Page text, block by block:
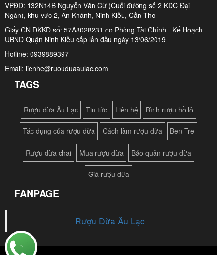
VPĐD: 132N14B Nguyễn Văn Cừ (Cuối đường số 2 KDC Đại
Ngân), khu vực 2, An Khánh, Ninh Kiều, Cần Thơ
Giấy CN ĐKKD số: 57A8028231 do Phòng Tài Chính - Kế Hoạch
UBND Quận Ninh Kiều cấp lần đầu ngày 13/06/2019
Hotline: 0939889397
Email: lienhe@ruouduaaulac.com
TAGS
Rượu dừa Âu Lạc Tin tức Liên hệ Bình rượu hồ lô
Tác dụng của rượu dừa Cách làm rượu dừa Bến Tre
Rượu dừa chai Mua rượu dừa Bảo quản rượu dừa
Giá rượu dừa
FANPAGE
Rượu Dừa Âu Lạc